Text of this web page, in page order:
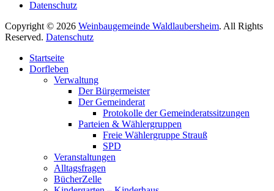
Datenschutz
Copyright © 2026 Weinbaugemeinde Waldlaubersheim. All Rights
Reserved. Datenschutz
oben
scrollen
Startseite
Dorfleben
Verwaltung
Der Bürgermeister
Der Gemeinderat
Protokolle der Gemeinderatssitzungen
Parteien & Wählergruppen
Freie Wählergruppe Strauß
SPD
Veranstaltungen
Alltagsfragen
BücherZelle